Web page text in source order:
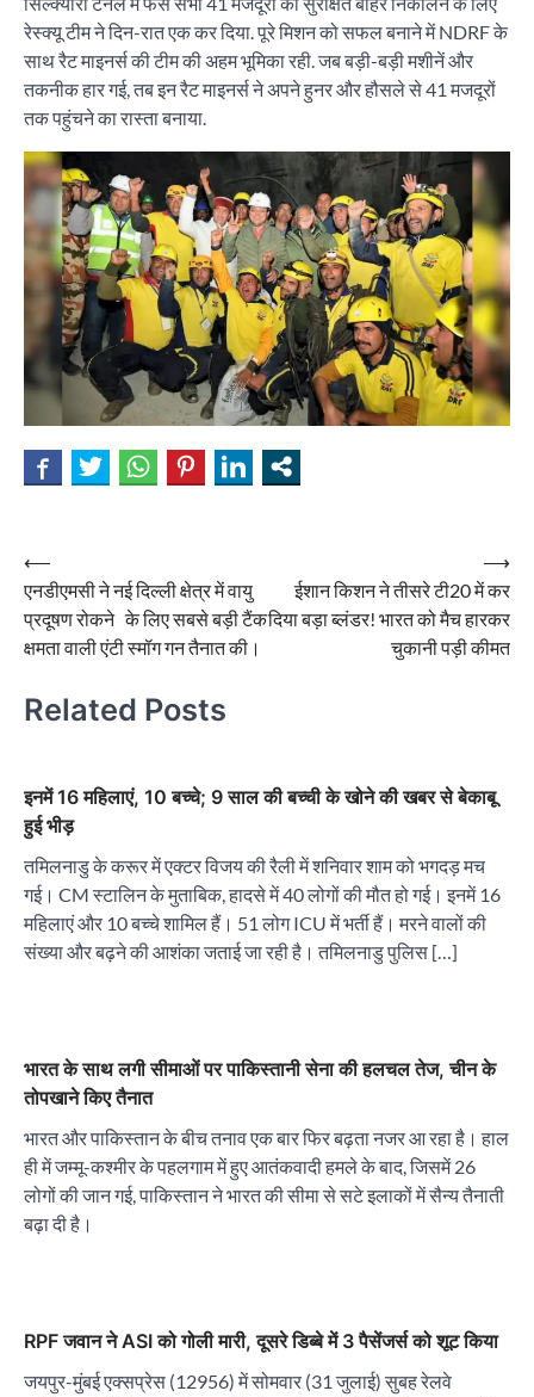
रेस्क्यू टीम ने दिन-रात एक कर दिया. पूरे मिशन को सफल बनाने में NDRF के
साथ रैट माइनर्स की टीम की अहम भूमिका रही. जब बड़ी-बड़ी मशीनें और
तकनीक हार गई, तब इन रैट माइनर्स ने अपने हुनर और हौसले से 41 मजदूरों
तक पहुंचने का रास्ता बनाया.
Post
navigation
⟵
एनडीएमसी ने नई दिल्ली क्षेत्र में वायु
प्रदूषण रोकने के लिए सबसे बड़ी टैंक
क्षमता वाली एंटी स्मॉग गन तैनात की।
ईशान किशन ने तीसरे टी20 में कर
दिया बड़ा ब्लंडर! भारत को मैच हारकर
चुकानी पड़ी कीमत
⟶
Related Posts
इनमें 16 महिलाएं, 10 बच्चे; 9 साल की बच्ची के खोने की खबर से बेकाबू
हुई भीड़
तमिलनाडु के करूर में एक्टर विजय की रैली में शनिवार शाम को भगदड़ मच
गई। CM स्टालिन के मुताबिक, हादसे में 40 लोगों की मौत हो गई। इनमें 16
महिलाएं और 10 बच्चे शामिल हैं। 51 लोग ICU में भर्ती हैं। मरने वालों की
संख्या और बढ़ने की आशंका जताई जा रही है। तमिलनाडु पुलिस […]
भारत के साथ लगी सीमाओं पर पाकिस्तानी सेना की हलचल तेज, चीन के
तोपखाने किए तैनात
भारत और पाकिस्तान के बीच तनाव एक बार फिर बढ़ता नजर आ रहा है। हाल
ही में जम्मू-कश्मीर के पहलगाम में हुए आतंकवादी हमले के बाद, जिसमें 26
लोगों की जान गई, पाकिस्तान ने भारत की सीमा से सटे इलाकों में सैन्य तैनाती
बढ़ा दी है।
RPF जवान ने ASI को गोली मारी, दूसरे डिब्बे में 3 पैसेंजर्स को शूट किया
जयपुर-मुंबई एक्सप्रेस (12956) में सोमवार (31 जुलाई) सुबह रेलवे